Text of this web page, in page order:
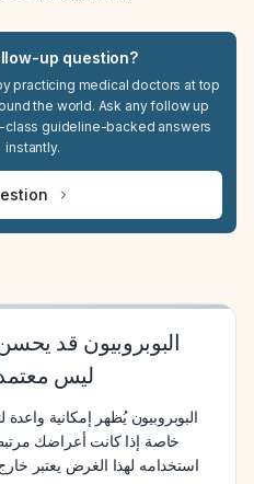
up question?
practicing medical doctors at top
the world. Ask any follow up
guideline-backed answers
instantly.
البوبروبيون قد يحسن
ليس
البوبروبيون يُظهر إمكانية واعدة
خاصة إذا كانت أعراضك
استخدامه لهذا الغرض يعتبر